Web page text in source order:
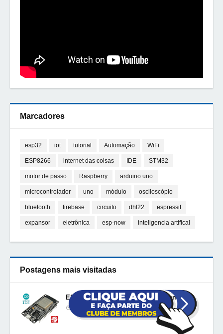
Marcadores
esp32 iot tutorial Automação WiFi
ESP8266 internet das coisas IDE STM32
motor de passo Raspberry arduino uno
microcontrolador uno módulo osciloscópio
bluetooth firebase circuito dht22 espressif
expansor eletrônica esp-now inteligencia artifical
Postagens mais visitadas
ESP32: Detalhes internos e pinagem
06 Março